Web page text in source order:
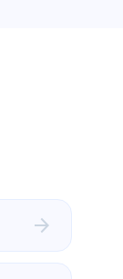
arrow_forward